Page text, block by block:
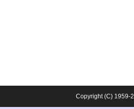
Copyright (C) 1959-